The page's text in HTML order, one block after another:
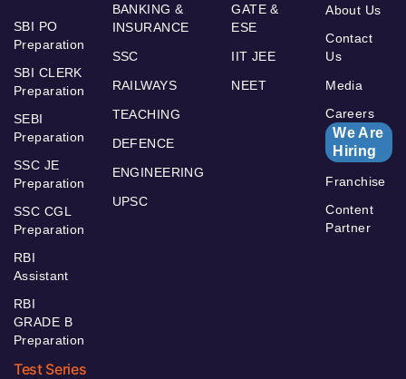
SBI PO
Preparation
SBI CLERK
Preparation
SEBI
Preparation
SSC JE
Preparation
SSC CGL
Preparation
RBI
Assistant
RBI
GRADE B
Preparation
BANKING &
INSURANCE
SSC
RAILWAYS
TEACHING
DEFENCE
ENGINEERING
UPSC
GATE &
ESE
IIT JEE
NEET
About Us
Contact
Us
Media
Careers
We Are
Hiring
Franchise
Content
Partner
Test Series